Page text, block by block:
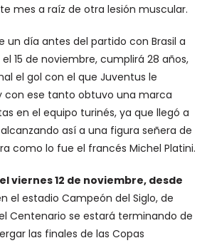
mes a raíz de otra lesión muscular.
un día antes del partido con Brasil a
15 de noviembre, cumplirá 28 años,
el gol con el que Juventus le
con ese tanto obtuvo una marca
en el equipo turinés, ya que llegó a
así a una figura señera de
como lo fue el francés Michel Platini.
viernes 12 de noviembre, desde
el estadio Campeón del Siglo, de
Centenario se estará terminando de
las finales de las Copas